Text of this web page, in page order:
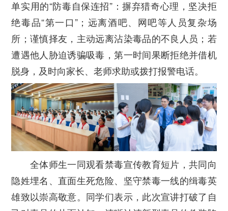
单实用的“防毒自保连招”：摒弃猎奇心理，坚决拒
绝毒品“第一口”；远离酒吧、网吧等人员复杂场
所；谨慎择友，主动远离沾染毒品的不良人员；若
遭遇他人胁迫诱骗吸毒，第一时间果断拒绝并借机
脱身，及时向家长、老师求助或拨打报警电话。
全体师生一同观看禁毒宣传教育短片，共同向
隐姓埋名、直面生死危险、坚守禁毒一线的缉毒英
雄致以崇高敬意。同学们表示，此次宣讲打破了自